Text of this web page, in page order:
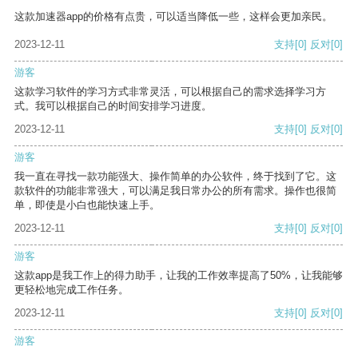
这款加速器app的价格有点贵，可以适当降低一些，这样会更加亲民。
2023-12-11 支持[0] 反对[0]
游客
这款学习软件的学习方式非常灵活，可以根据自己的需求选择学习方
式。我可以根据自己的时间安排学习进度。
2023-12-11
支持[0] 反对[0]
游客
我一直在寻找一款功能强大、操作简单的办公软件，终于找到了它。这
款软件的功能非常强大，可以满足我日常办公的所有需求。操作也很简
单，即使是小白也能快速上手。
2023-12-11
支持[0] 反对[0]
游客
这款app是我工作上的得力助手，让我的工作效率提高了50%，让我能够
更轻松地完成工作任务。
2023-12-11
支持[0] 反对[0]
游客